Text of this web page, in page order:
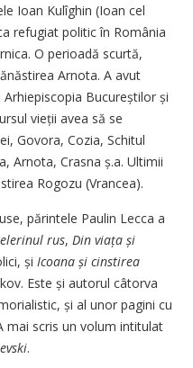
Ioan Kulîghin (Ioan cel
refugiat politic în România
O perioadă scurtă,
Arnota. A avut
Bucureștilor și
vieții avea să se
Govora, Cozia, Schitul
Arnota, Crasna ș.a. Ultimii
Rogozu (Vrancea).
părintele Paulin Lecca a
rus, Din viața și
și Icoana și cinstirea
Este și autorul câtorva
și al unor pagini cu
mai scris un volum intitulat
.